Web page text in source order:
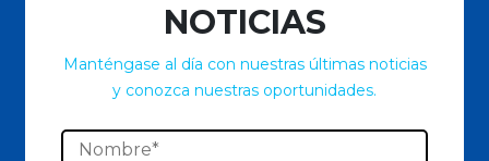
NOTICIAS
Manténgase al día con nuestras últimas noticias
y conozca nuestras oportunidades.